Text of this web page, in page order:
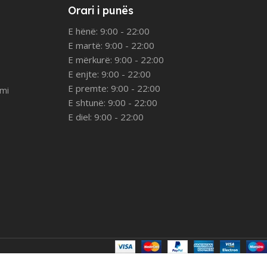
Orari i punës
E hënë: 9:00 - 22:00
E martë: 9:00 - 22:00
E mërkurë: 9:00 - 22:00
E enjte: 9:00 - 22:00
E premte: 9:00 - 22:00
E shtunë: 9:00 - 22:00
E diel: 9:00 - 22:00